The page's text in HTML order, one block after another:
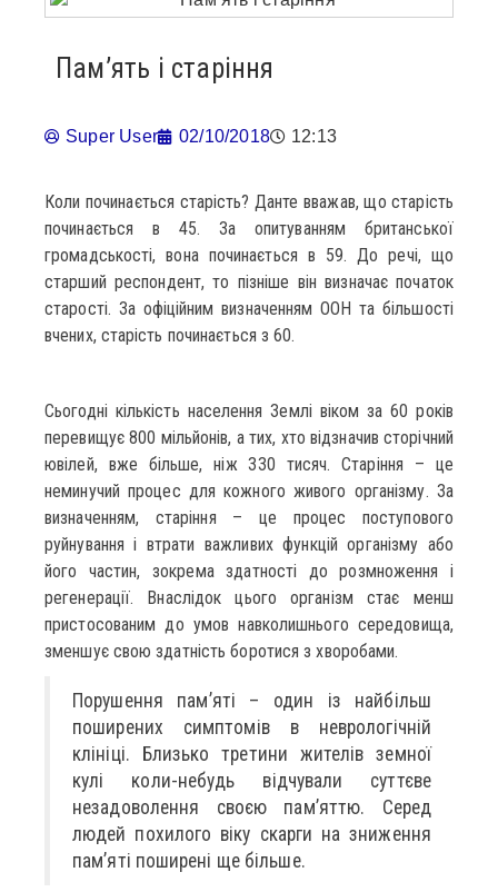
Пам’ять і старіння
Super User 02/10/2018 12:13
Коли починається старість? Данте вважав, що старість
починається в 45. За опитуванням британської
громадськості, вона починається в 59. До речі, що
старший респондент, то пізніше він визначає початок
старості. За офіційним визначенням ООН та більшості
вчених, старість починається з 60.
Сьогодні кількість населення Землі віком за 60 років
перевищує 800 мільйонів, а тих, хто відзначив сторічний
ювілей, вже більше, ніж 330 тисяч. Старіння – це
неминучий процес для кожного живого організму. За
визначенням, старіння – це процес поступового
руйнування і втрати важливих функцій організму або
його частин, зокрема здатності до розмноження і
регенерації. Внаслідок цього організм стає менш
пристосованим до умов навколишнього середовища,
зменшує свою здатність боротися з хворобами.
Порушення пам’яті – один із найбільш
поширених симптомів в неврологічній
клініці. Близько третини жителів земної
кулі коли-небудь відчували суттєве
незадоволення своєю пам’яттю. Серед
людей похилого віку скарги на зниження
пам’яті поширені ще більше.